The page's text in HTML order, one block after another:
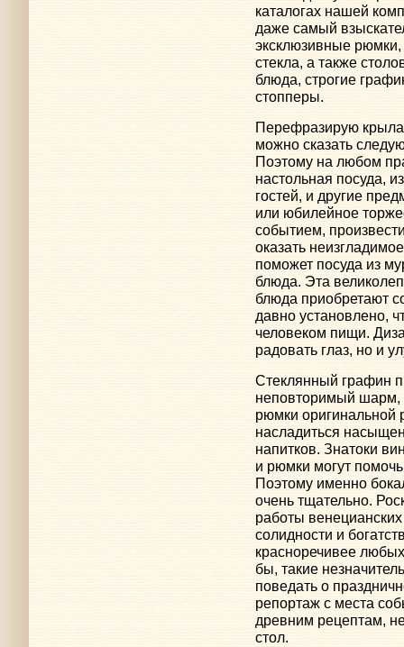
каталогах нашей
даже самый
эксклюзивные
стекла, а также
блюда, строгие
стопперы.
Перефразирую
можно сказать
Поэтому на любом
настольная посуда,
гостей, и другие
или юбилейное
событием,
оказать
поможет посуда из
блюда. Эта
блюда приобретают
давно установлено,
человеком пищи.
радовать глаз, но и
Стеклянный графин
неповторимый шарм,
рюмки оригинальной
насладиться
напитков. Знатоки
и рюмки могут
Поэтому именно
очень тщательно.
работы
солидности и
красноречивее
бы, такие
поведать о
репортаж с места
древним рецептам,
стол.